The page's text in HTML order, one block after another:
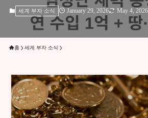
세계 부자 소식 January 29, 2026 May 4, 2026
홈 세계 부자 소식